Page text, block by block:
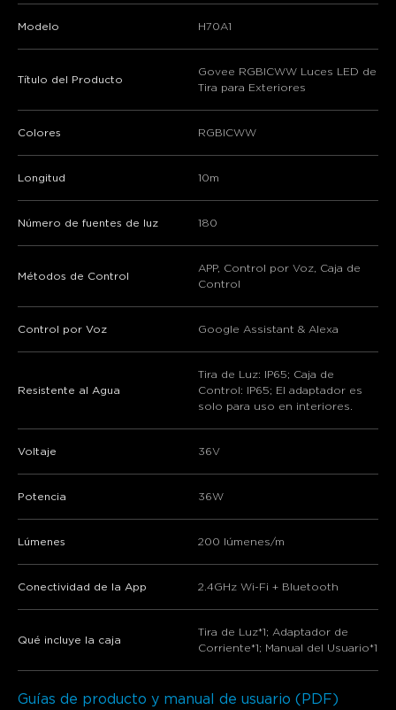
Modelo H70A1
Título del Producto
Govee RGBICWW Luces LED de
Tira para Exteriores
Colores RGBICWW
Longitud 10m
Número de fuentes de luz 180
Métodos de Control
APP, Control por Voz, Caja de
Control
Control por Voz Google Assistant & Alexa
Resistente al Agua
Tira de Luz: IP65; Caja de
Control: IP65; El adaptador es
solo para uso en interiores.
Voltaje 36V
Potencia 36W
Lúmenes 200 lúmenes/m
Conectividad de la App 2.4GHz Wi-Fi + Bluetooth
Qué incluye la caja
Tira de Luz*1; Adaptador de
Corriente*1; Manual del Usuario*1
Guías de producto y manual de usuario (PDF)